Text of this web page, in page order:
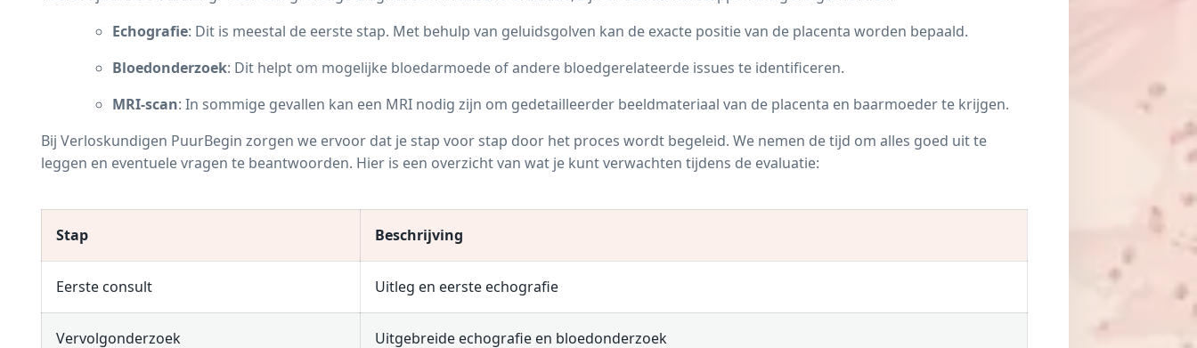
Echografie: Dit is meestal de eerste stap. Met behulp van geluidsgolven kan de exacte positie van de placenta worden bepaald.
Bloedonderzoek: Dit helpt om mogelijke bloedarmoede of andere bloedgerelateerde issues te identificeren.
MRI-scan: In sommige gevallen kan een MRI nodig zijn om gedetailleerder beeldmateriaal van de placenta en baarmoeder te krijgen.
Bij Verloskundigen PuurBegin zorgen we ervoor dat je stap voor stap door het proces wordt begeleid. We nemen de tijd om alles goed uit te
leggen en eventuele vragen te beantwoorden. Hier is een overzicht van wat je kunt verwachten tijdens de evaluatie:
Stap Beschrijving
Eerste consult Uitleg en eerste echografie
Vervolgonderzoek Uitgebreide echografie en bloedonderzoek